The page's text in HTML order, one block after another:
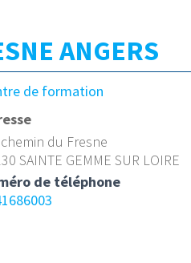
ANGERS
de formation
du Fresne
SAINTE GEMME SUR LOIRE
de téléphone